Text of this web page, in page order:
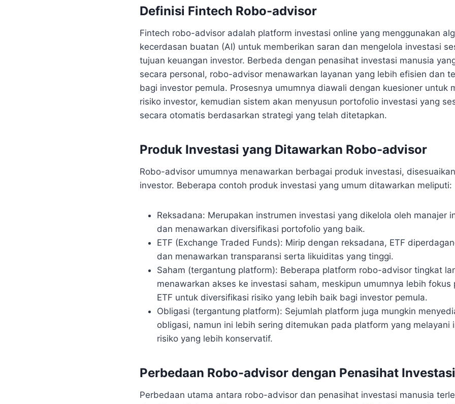
Definisi Fintech Robo-advisor
Fintech robo-advisor adalah platform investasi online yang menggunakan
kecerdasan buatan (AI) untuk memberikan saran dan mengelola investasi
tujuan keuangan investor. Berbeda dengan penasihat investasi manusia
secara personal, robo-advisor menawarkan layanan yang lebih efisien dan
bagi investor pemula. Prosesnya umumnya diawali dengan kuesioner untuk
risiko investor, kemudian sistem akan menyusun portofolio investasi yang
secara otomatis berdasarkan strategi yang telah ditetapkan.
Produk Investasi yang Ditawarkan Robo-advisor
Robo-advisor umumnya menawarkan berbagai produk investasi,
investor. Beberapa contoh produk investasi yang umum ditawarkan meliputi:
Reksadana: Merupakan instrumen investasi yang dikelola oleh manajer
dan menawarkan diversifikasi portofolio yang baik.
ETF (Exchange Traded Funds): Mirip dengan reksadana, ETF
dan menawarkan transparansi serta likuiditas yang tinggi.
Saham (tergantung platform): Beberapa platform robo-advisor tingkat
menawarkan akses ke investasi saham, meskipun umumnya lebih
ETF untuk diversifikasi risiko yang lebih baik bagi investor pemula.
Obligasi (tergantung platform): Sejumlah platform juga mungkin
obligasi, namun ini lebih sering ditemukan pada platform yang melayani
risiko yang lebih konservatif.
Perbedaan Robo-advisor dengan Penasihat
Perbedaan utama antara robo-advisor dan penasihat investasi manusia